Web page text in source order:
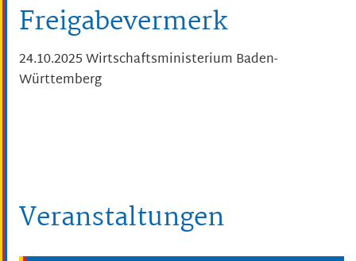
Freigabevermerk
24.10.2025 Wirtschaftsministerium Baden-
Württemberg
Veranstaltungen